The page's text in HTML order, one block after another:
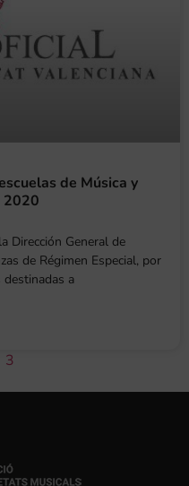
de Música y
2020
Dirección General de
de Régimen Especial, por
destinadas a
3